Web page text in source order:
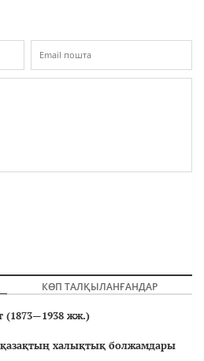
КӨП ТАЛҚЫЛАНҒАНДАР
(1873—1938 жж.)
халықтық болжамдары